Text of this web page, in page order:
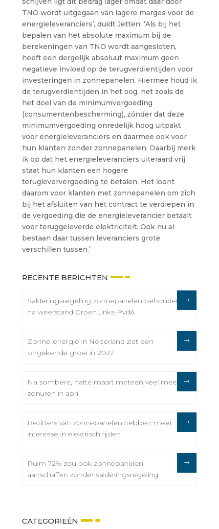
TNO wordt uitgegaan van lagere marges voor de
energieleveranciers’, duidt Jetten. ‘Als bij het
bepalen van het absolute maximum bij de
berekeningen van TNO wordt aangesloten,
heeft een dergelijk absoluut maximum geen
negatieve invloed op de terugverdientijden voor
investeringen in zonnepanelen. Hiermee houd ik
de terugverdientijden in het oog, net zoals de
het doel van de minimumvergoeding
(consumentenbescherming), zónder dat deze
minimumvergoeding onredelijk hoog uitpakt
voor energieleveranciers en daarmee ook voor
hun klanten zonder zonnepanelen. Daarbij merk
ik op dat het energieleveranciers uiteraard vrij
staat hun klanten een hogere
terugleververgoeding te betalen. Het loont
daarom voor klanten met zonnepanelen om zich
bij het afsluiten van het contract te verdiepen in
de vergoeding die de energieleverancier betaalt
voor teruggeleverde elektriciteit. Ook nu al
bestaan daar tussen leveranciers grote
verschillen tussen.’
RECENTE BERICHTEN
Salderingsregeling zonnepanelen behouden
na weerstand GroenLinks-PvdA
Zonne-energie in Nederland ziet een
ongekende groei in 2022
Na sombere, natte maart meteen veel meer
zonuren in april
Bezitters van zonnepanelen hebben meer
interesse in elektrisch rijden
Ruim 72% zou ook zonnepanelen
aanschaffen zonder salderingsregeling
CATEGORIEËN